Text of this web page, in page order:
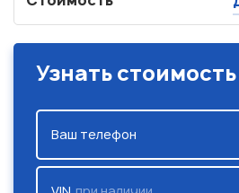
Узнать
Ваш телефон